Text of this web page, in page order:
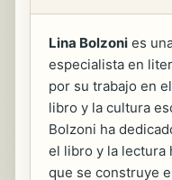
Lina Bolzoni es
especialista en
por su trabajo en
libro y la cultura
Bolzoni ha
el libro y la lectura
que se construye